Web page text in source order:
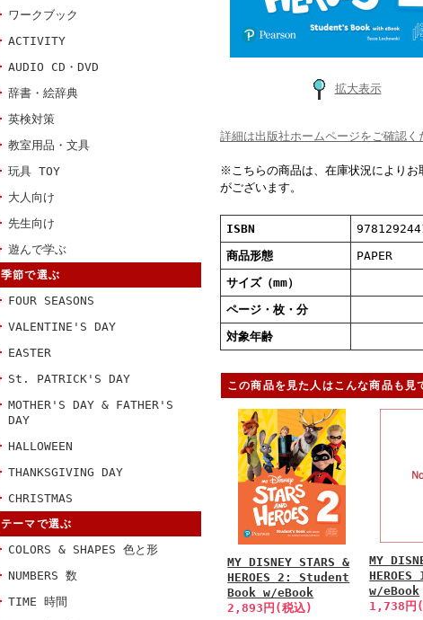
ワークブック
ACTIVITY
AUDIO CD・DVD
辞書・絵辞典
英検対策
教室用品・文具
玩具 TOY
大人向け
先生向け
遊んで学ぶ
季節で選ぶ
FOUR SEASONS
VALENTINE'S DAY
EASTER
St. PATRICK'S DAY
MOTHER'S DAY & FATHER'S
DAY
HALLOWEEN
THANKSGIVING DAY
CHRISTMAS
テーマで選ぶ
COLORS & SHAPES 色と形
NUMBERS 数
TIME 時間
拡大表示
詳細は出版社ホームページをご確認く
※こちらの商品は、在庫状況により
がございます。
ISBN
商品形態
PAPER
サイズ（mm）
ページ・枚・分
対象年齢
この商品を見た人はこんな商品も見
MY DISNEY STARS &
HEROES 2: Student
Book w/eBook
2,893円(税込)
MY
w/eBook
1,738円